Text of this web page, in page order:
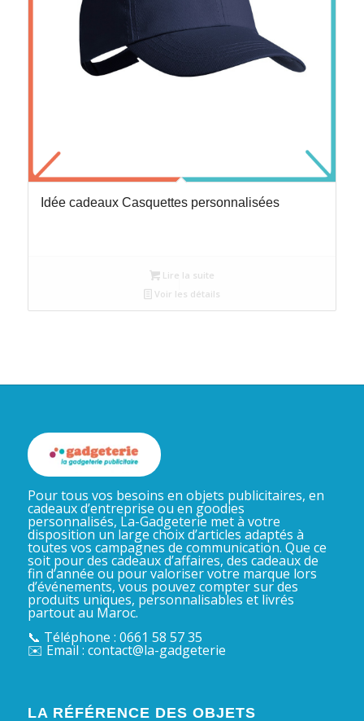
Idée cadeaux Casquettes personnalisées
Lire la suite
Voir les détails
Pour tous vos besoins en objets publicitaires, en
cadeaux d’entreprise ou en goodies
personnalisés, La-Gadgeterie met à votre
disposition un large choix d’articles adaptés à
toutes vos campagnes de communication. Que ce
soit pour des cadeaux d’affaires, des cadeaux de
fin d’année ou pour valoriser votre marque lors
d’événements, vous pouvez compter sur des
produits uniques, personnalisables et livrés
partout au Maroc.
📞 Téléphone : 0661 58 57 35
✉️ Email : contact@la-gadgeterie
LA RÉFÉRENCE DES OBJETS